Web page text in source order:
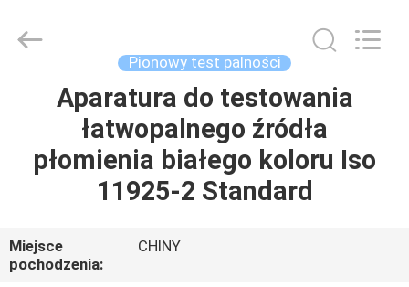
PRODUKTY
VR
INSTRUMENT
Pionowy test palności
Aparatura do testowania
łatwopalnego źródła
płomienia białego koloru Iso
11925-2 Standard
Miejsce
pochodzenia:
CHINY